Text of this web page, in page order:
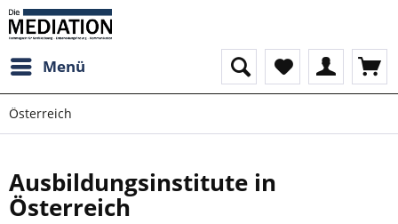
Menü
Österreich
Ausbildungsinstitute in
Österreich